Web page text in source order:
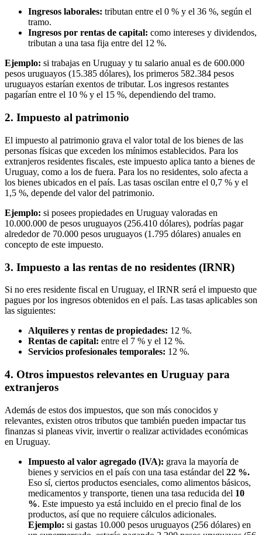
Ingresos laborales: tributan entre el 0 % y el 36 %, según el
tramo.
Ingresos por rentas de capital: como intereses y dividendos,
tributan a una tasa fija entre del 12 %.
Ejemplo: si trabajas en Uruguay y tu salario anual es de 600.000
pesos uruguayos (15.385 dólares), los primeros 582.384 pesos
uruguayos estarían exentos de tributar. Los ingresos restantes
pagarían entre el 10 % y el 15 %, dependiendo del tramo.
2. Impuesto al patrimonio
El impuesto al patrimonio grava el valor total de los bienes de las
personas físicas que exceden los mínimos establecidos. Para los
extranjeros residentes fiscales, este impuesto aplica tanto a bienes de
Uruguay, como a los de fuera. Para los no residentes, solo afecta a
los bienes ubicados en el país. Las tasas oscilan entre el 0,7 % y el
1,5 %, depende del valor del patrimonio.
Ejemplo: si posees propiedades en Uruguay valoradas en
10.000.000 de pesos uruguayos (256.410 dólares), podrías pagar
alrededor de 70.000 pesos uruguayos (1.795 dólares) anuales en
concepto de este impuesto.
3. Impuesto a las rentas de no residentes (IRNR)
Si no eres residente fiscal en Uruguay, el IRNR será el impuesto que
pagues por los ingresos obtenidos en el país. Las tasas aplicables son
las siguientes:
Alquileres y rentas de propiedades: 12 %.
Rentas de capital: entre el 7 % y el 12 %.
Servicios profesionales temporales: 12 %.
4. Otros impuestos relevantes en Uruguay para
extranjeros
Además de estos dos impuestos, que son más conocidos y
relevantes, existen otros tributos que también pueden impactar tus
finanzas si planeas vivir, invertir o realizar actividades económicas
en Uruguay.
Impuesto al valor agregado (IVA): grava la mayoría de
bienes y servicios en el país con una tasa estándar del 22 %.
Eso sí, ciertos productos esenciales, como alimentos básicos,
medicamentos y transporte, tienen una tasa reducida del 10
%. Este impuesto ya está incluido en el precio final de los
productos, así que no requiere cálculos adicionales.
Ejemplo: si gastas 10.000 pesos uruguayos (256 dólares) en